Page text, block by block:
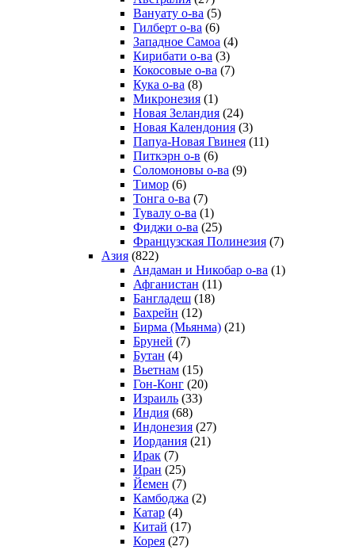
Вануату о-ва (5)
Гилберт о-ва (6)
Западное Самоа (4)
Кирибати о-ва (3)
Кокосовые о-ва (7)
Кука о-ва (8)
Микронезия (1)
Новая Зеландия (24)
Новая Календония (3)
Папуа-Новая Гвинея (11)
Питкэрн о-в (6)
Соломоновы о-ва (9)
Тимор (6)
Тонга о-ва (7)
Тувалу о-ва (1)
Фиджи о-ва (25)
Французская Полинезия (7)
Азия (822)
Андаман и Никобар о-ва (1)
Афганистан (11)
Бангладеш (18)
Бахрейн (12)
Бирма (Мьянма) (21)
Бруней (7)
Бутан (4)
Вьетнам (15)
Гон-Конг (20)
Израиль (33)
Индия (68)
Индонезия (27)
Иордания (21)
Ирак (7)
Иран (25)
Йемен (7)
Камбоджа (2)
Катар (4)
Китай (17)
Корея (27)